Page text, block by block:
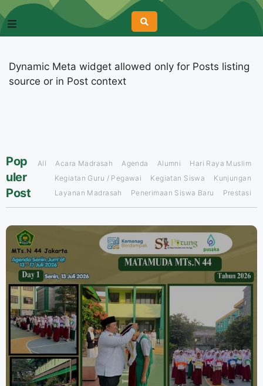
Dynamic Meta widget allowed only for Posts listing
source or in Post context
Pop
uler
Post
All Acara Madrasah Agenda Alumni
Hari Raya Muslim
Kegiatan Guru / Pegawai
Kegiatan Siswa
Kunjungan
Layanan Madrasah
Penerimaan Siswa Baru Prestasi